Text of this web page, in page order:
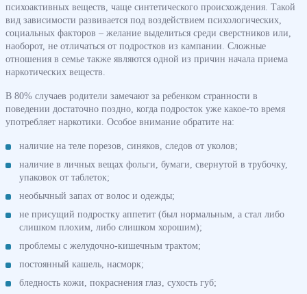
психоактивных веществ, чаще синтетического происхождения. Такой
вид зависимости развивается под воздействием психологических,
социальных факторов – желание выделиться среди сверстников или,
наоборот, не отличаться от подростков из кампании. Сложные
отношения в семье также являются одной из причин начала приема
наркотических веществ.
В 80% случаев родители замечают за ребенком странности в
поведении достаточно поздно, когда подросток уже какое-то время
употребляет наркотики. Особое внимание обратите на:
наличие на теле порезов, синяков, следов от уколов;
наличие в личных вещах фольги, бумаги, свернутой в трубочку,
упаковок от таблеток;
необычный запах от волос и одежды;
не присущий подростку аппетит (был нормальным, а стал либо
слишком плохим, либо слишком хорошим);
проблемы с желудочно-кишечным трактом;
постоянный кашель, насморк;
бледность кожи, покраснения глаз, сухость губ;